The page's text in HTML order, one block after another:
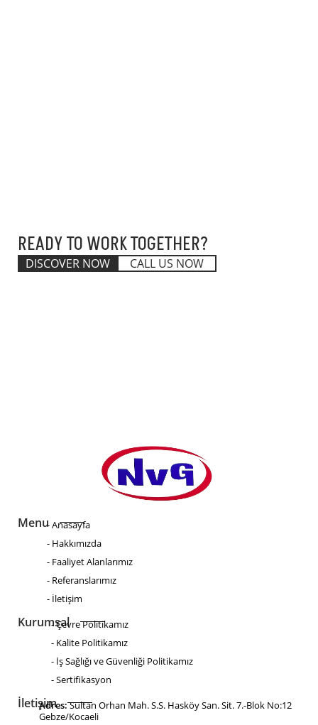
READY TO WORK TOGETHER?
DISCOVER NOW CALL US NOW
Menu- Anasayfa
- Hakkımızda
- Faaliyet Alanlarımız
- Referanslarımız
- İletişim
Kurumsal- Çevre Politikamız
- Kalite Politikamız
- İş Sağlığı ve Güvenliği Politikamız
- Sertifikasyon
İletişim
Adres:Sultan Orhan Mah. S.S. Hasköy San. Sit. 7.-Blok No:12
Gebze/Kocaeli